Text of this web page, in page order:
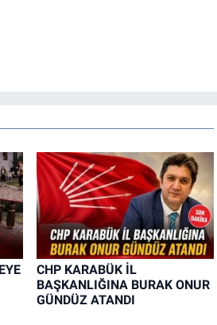
CHP KARABÜK İL
BAŞKANLIĞINA BURAK ONUR
GÜNDÜZ ATANDI